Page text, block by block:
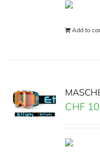
Add to
CHF